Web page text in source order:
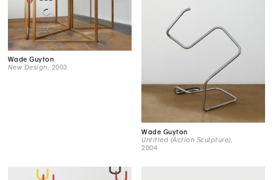
Wade Guyton
New Design , 2003
Wade Guyton
Untitled (Action Sculpture)
2004